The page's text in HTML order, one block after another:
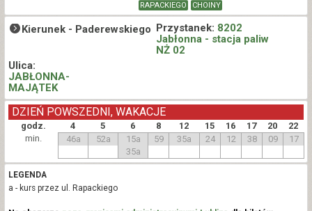
RAPACKIEGO
CHOINY
Kierunek - Paderewskiego Przystanek: 8202
Jabłonna - stacja paliw
NŻ 02
Ulica:
JABŁONNA-
MAJĄTEK
godz. 4 5 6 8 12 15 16 17 20 22
DZIEŃ POWSZEDNI, WAKACJE
min. 46a 52a
15a
35a
59 35a 24 12 38 09 17
LEGENDA
a - kurs przez ul. Rapackiego